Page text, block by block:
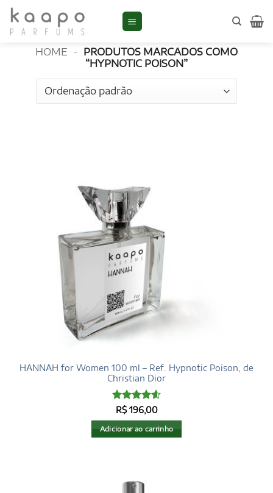
Skip
content
Hypnotic Poison
HOME - PRODUTOS MARCADOS COMO
“HYPNOTIC POISON”
HANNAH for Women 100 ml – Ref. Hypnotic Poison, de
Christian Dior
Avaliação
4.6de 5
R$196,00
Adicionar ao carrinho